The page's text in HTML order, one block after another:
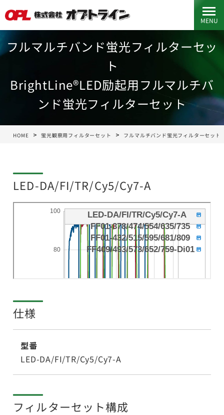
MENU
フルマルチバンド蛍光フィルターセッ
ト
BrightLine®LED励起用フルマルチバ
ンド蛍光フィルターセット
HOME 蛍光観察用フィルターセット フルマルチバンド蛍光フィルターセット
LED-DA/FI/TR/Cy5/Cy7-A
仕様
型番
LED-DA/FI/TR/Cy5/Cy7-A
フィルターセット構成